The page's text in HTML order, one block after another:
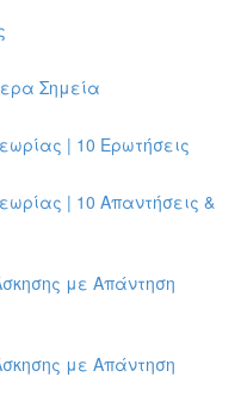
Σημεία
| 10 Ερωτήσεις
| 10 Απαντήσεις &
με Απάντηση
με Απάντηση